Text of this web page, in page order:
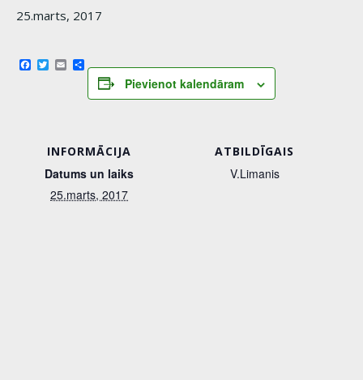
25.marts, 2017
Facebook
Twitter
EmailShare
Pievienot kalendāram
INFORMĀCIJA
Datums un laiks
25.marts, 2017
ATBILDĪGAIS
V.Limanis